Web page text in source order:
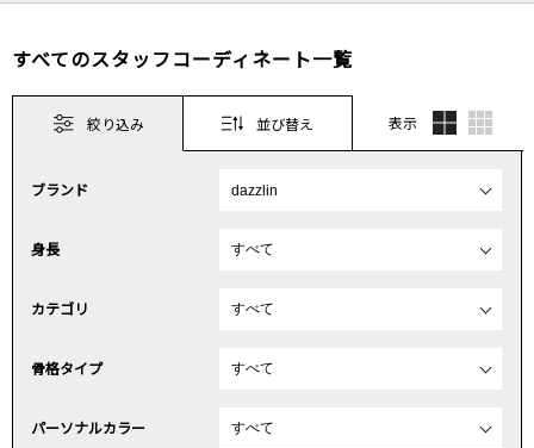
すべてのスタッフコーディネート一覧
絞り込み 並び替え 表示
ブランド
身長
カテゴリ
骨格タイプ
パーソナルカラー